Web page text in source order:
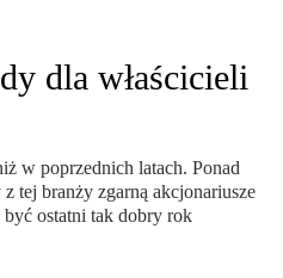
dla właścicieli
w poprzednich latach. Ponad
tej branży zgarną akcjonariusze
ostatni tak dobry rok